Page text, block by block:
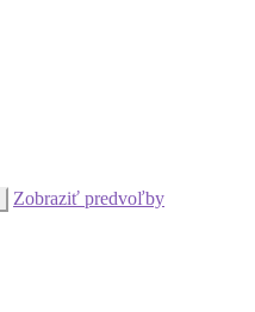
Zobraziť predvoľby